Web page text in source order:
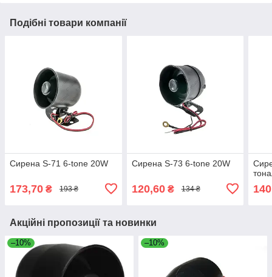
Подібні товари компанії
Сирена S-71 6-tone 20W
173,70 ₴ 193 ₴
Сирена S-73 6-tone 20W
120,60₴ 134 ₴
Акційні пропозиції та новинки
–10% –10%